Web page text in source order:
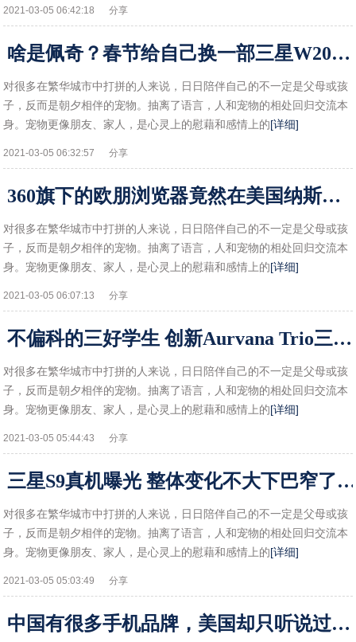
2021-03-05 06:42:18 分享
啥是佩奇？春节给自己换一部三星W2019才是配齐！!
对很多在繁华城市中打拼的人来说，日日陪伴自己的不一定是父母或孩
子，反而是朝夕相伴的宠物。抽离了语言，人和宠物的相处回归交流本
身。宠物更像朋友、家人，是心灵上的慰藉和感情上的[详细]
2021-03-05 06:32:57 分享
360旗下的欧朋浏览器竟然在美国纳斯达克上市了！你们用过吗？!
对很多在繁华城市中打拼的人来说，日日陪伴自己的不一定是父母或孩
子，反而是朝夕相伴的宠物。抽离了语言，人和宠物的相处回归交流本
身。宠物更像朋友、家人，是心灵上的慰藉和感情上的[详细]
2021-03-05 06:07:13 分享
不偏科的三好学生 创新Aurvana Trio三单元圈铁耳机评测!
对很多在繁华城市中打拼的人来说，日日陪伴自己的不一定是父母或孩
子，反而是朝夕相伴的宠物。抽离了语言，人和宠物的相处回归交流本
身。宠物更像朋友、家人，是心灵上的慰藉和感情上的[详细]
2021-03-05 05:44:43 分享
三星S9真机曝光 整体变化不大下巴窄了点!
对很多在繁华城市中打拼的人来说，日日陪伴自己的不一定是父母或孩
子，反而是朝夕相伴的宠物。抽离了语言，人和宠物的相处回归交流本
身。宠物更像朋友、家人，是心灵上的慰藉和感情上的[详细]
2021-03-05 05:03:49 分享
中国有很多手机品牌，美国却只听说过苹果，他们只有这一家公司吗!